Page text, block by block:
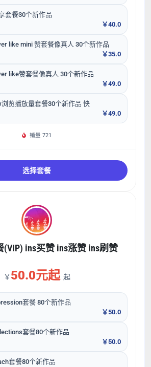
套餐30个新作品
￥40.0
like mini 赞套餐像真人 30个新作品
￥35.0
like赞套餐像真人 30个新作品
￥49.0
览播放量套餐30个新作品 快
￥49.0
销量 721
选择套餐
Ins包月套餐(VIP) ins买赞 ins涨赞 ins刷赞
￥ 50.0元起 起
套餐 80个新作品
￥50.0
套餐80个新作品
￥50.0
套餐80个新作品